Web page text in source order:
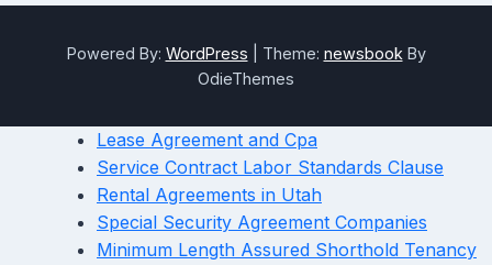
Powered By: WordPress Theme: newsbook By
OdieThemes
Lease Agreement and Cpa
Service Contract Labor Standards Clause
Rental Agreements in Utah
Special Security Agreement Companies
Minimum Length Assured Shorthold Tenancy